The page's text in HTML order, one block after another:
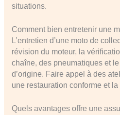
situations.
Comment bien entretenir une
L’entretien d’une moto de
révision du moteur, la
chaîne, des pneumatiques et
d’origine. Faire appel à des
une restauration conforme et
Quels avantages offre une